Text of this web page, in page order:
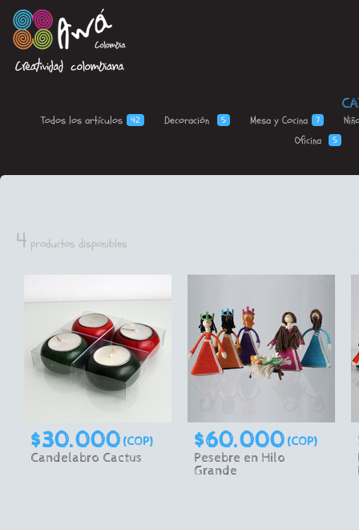
Todos losartículos 42 Decoración 5 Mesa y Cocina 7
Oficina
5
4 productos disponibles
$30.000(COP)
Candelabro Cactus
$60.000(COP)
Pesebre en Hilo
Grande